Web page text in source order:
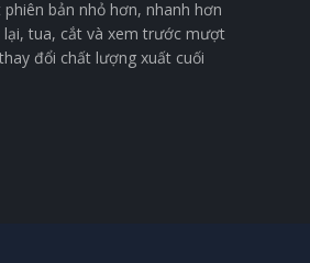
bản nhỏ hơn, nhanh hơn
tua, cắt và xem trước mượt
đổi chất lượng xuất cuối